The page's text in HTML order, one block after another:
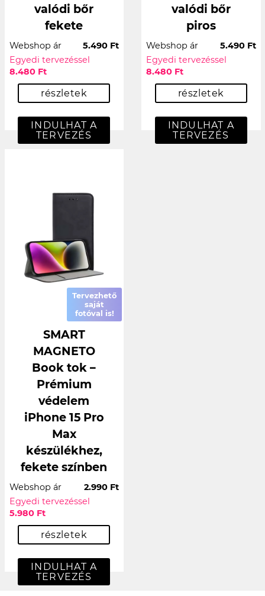
valódi bőr
fekete
Webshop ár
5.490 Ft
Egyedi tervezéssel
8.480 Ft
részletek
INDULHAT A
TERVEZÉS
valódi bőr
piros
Webshop ár
5.490 Ft
Egyedi tervezéssel
8.480 Ft
részletek
INDULHAT A
TERVEZÉS
Tervezhető
saját
fotóval is!
SMART
MAGNETO
Book tok –
Prémium
védelem
iPhone 15 Pro
Max
készülékhez,
fekete színben
Webshop ár
2.990 Ft
Egyedi tervezéssel
5.980 Ft
részletek
INDULHAT A
TERVEZÉS